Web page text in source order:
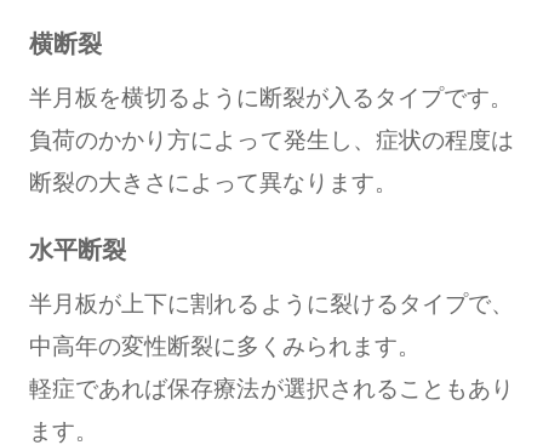
横断裂
半月板を横切るように断裂が入るタイプです。
負荷のかかり方によって発生し、症状の程度は
断裂の大きさによって異なります。
水平断裂
半月板が上下に割れるように裂けるタイプで、
中高年の変性断裂に多くみられます。
軽症であれば保存療法が選択されることもあり
ます。